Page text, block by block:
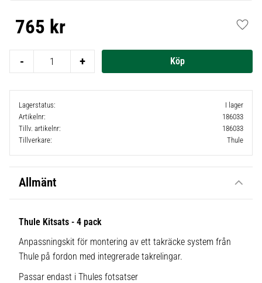
765 kr
+
-
Lagerstatus
I lager
Artikelnr
186033
Tillv. artikelnr
186033
Tillverkare
Thule
Allmänt
Thule Kitsats - 4 pack
Anpassningskit för montering av ett takräcke system från
Thule på fordon med integrerade takrelingar.
Passar endast i Thules fotsatser